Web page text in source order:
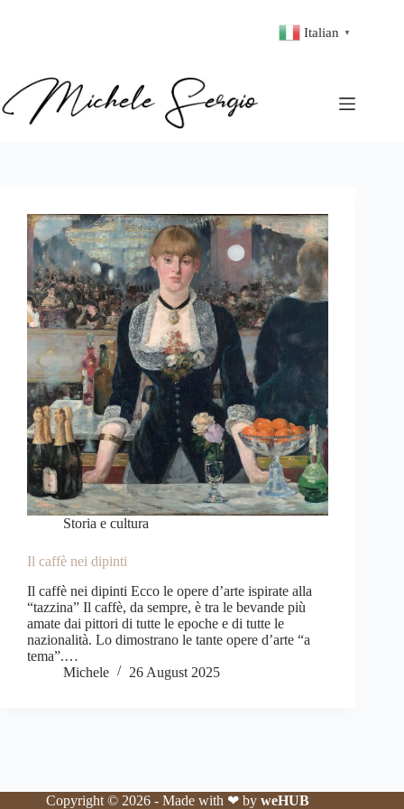
Italian ▼
Storia e cultura
Il caffè nei dipinti
Il caffè nei dipinti Ecco le opere d’arte ispirate alla
“tazzina” Il caffè, da sempre, è tra le bevande più
amate dai pittori di tutte le epoche e di tutte le
nazionalità. Lo dimostrano le tante opere d’arte “a
tema”.…
Michele
26 August 2025
Copyright © 2026 - Made with ❤ byweHUB